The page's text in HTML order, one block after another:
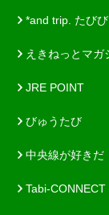
*and trip. たびび
えきねっとマガ
JRE POINT
びゅうたび
中央線が好きだ
Tabi-CONNECT